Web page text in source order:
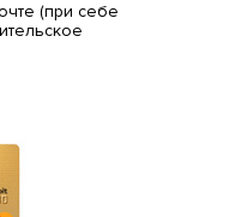
(при себе